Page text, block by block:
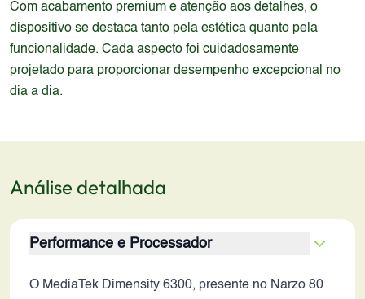
Com acabamento premium e atenção aos detalhes, o
dispositivo se destaca tanto pela estética quanto pela
funcionalidade. Cada aspecto foi cuidadosamente
projetado para proporcionar desempenho excepcional no
dia a dia.
Análise detalhada
Performance e Processador
O MediaTek Dimensity 6300, presente no Narzo 80